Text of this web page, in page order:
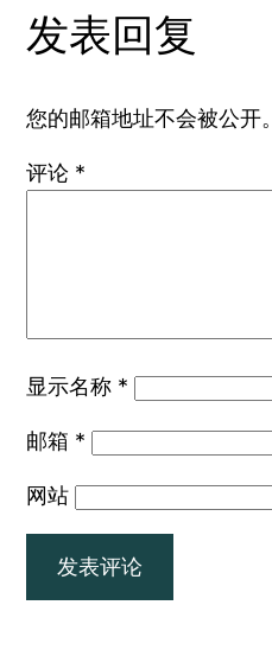
发表回复
您的邮箱地址不会被公开。
评论 *
显示名称 *
邮箱 *
网站